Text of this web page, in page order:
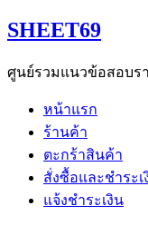
Skip
to
SHEET69
ศูนย์รวมแนวข้อสอบร
หน้าแรก
ร้านค้า
ตะกร้าสินค้า
สั่งซื้อและชำระเ
แจ้งชำระเงิน